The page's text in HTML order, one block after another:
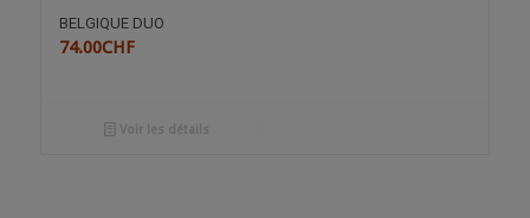
BELGIQUE DUO
74.00CHF
Voir les détails